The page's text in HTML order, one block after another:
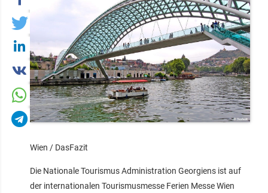
Wien / DasFazit
Die Nationale Tourismus Administration Georgiens ist auf
der internationalen Tourismusmesse Ferien Messe Wien